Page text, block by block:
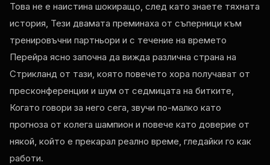
Това не е наистина шокиращо, след като знаете тяхната
история, Тези двамата преминаха от съперници към
тренировъчни партньори и с течение на времето
Перейра ясно започна да вижда различна страна на
Стрикланд от тази, която повечето хора получават от
пресконференции и шум от седмицата на битките,
Когато говори за него сега, звучи по-малко като
прогноза от колега шампион и повече като доверие от
някой, който е прекарал реално време, гледайки го как
работи.